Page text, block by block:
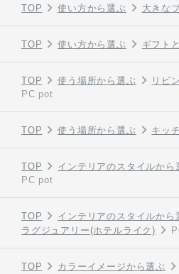
TOP 使い方から選ぶ 大きな
TOP 使い方から選ぶ ギフト
TOP 使う場所から選ぶ
リビ
PC pot
TOP 使う場所から選ぶ キッ
TOP インテリアのスタイルから
PC pot
TOP
インテリアのスタイルから
ラグジュアリー(ホテルライク)
TOP カラーイメージから選ぶ